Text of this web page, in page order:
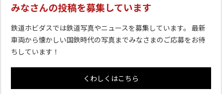
みなさんの投稿を募集しています
鉄道ホビダスでは鉄道写真やニュースを募集しています。 最新
車両から懐かしい国鉄時代の写真までみなさまのご応募をお待
ちしています！
くわしくはこちら